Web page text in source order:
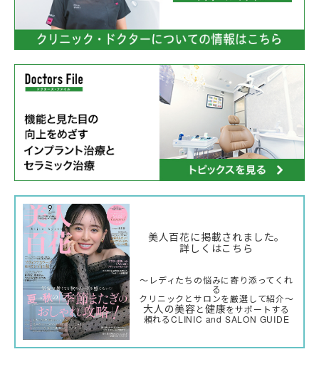
美人百花に掲載されました。
詳しくはこちら
〜レディたちの悩みに寄り添ってくれ
る
クリニックとサロンを厳選して紹介〜
大人の美容と健康をサポートする
頼れるCLINIC and SALON GUIDE